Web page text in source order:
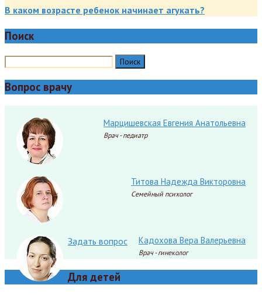
В каком возрасте ребенок начинает агукать?
Поиск
Вопрос врачу
Марцишевская Евгения Анатольевна
Врач - педиатр
Титова Надежда Викторовна
Семейный психолог
Кадохова Вера Валерьевна
Врач - гинеколог
Задать вопрос
Для детей